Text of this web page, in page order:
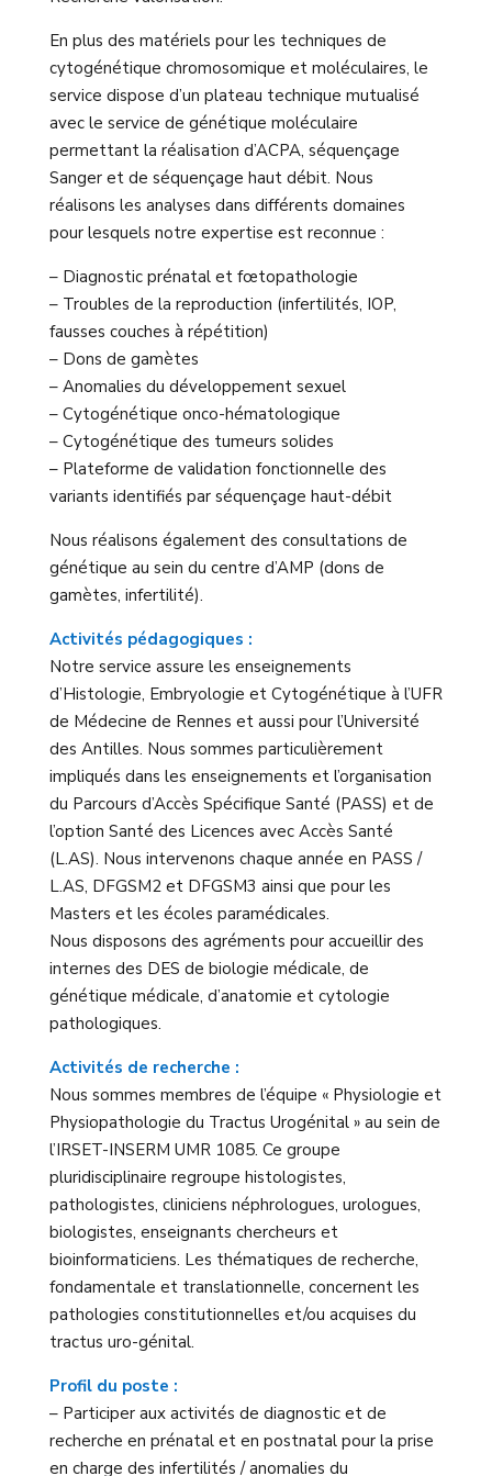
En plus des matériels pour les techniques de
cytogénétique chromosomique et moléculaires, le
service dispose d’un plateau technique mutualisé
avec le service de génétique moléculaire
permettant la réalisation d’ACPA, séquençage
Sanger et de séquençage haut débit. Nous
réalisons les analyses dans différents domaines
pour lesquels notre expertise est reconnue :
– Diagnostic prénatal et fœtopathologie
– Troubles de la reproduction (infertilités, IOP,
fausses couches à répétition)
– Dons de gamètes
– Anomalies du développement sexuel
– Cytogénétique onco-hématologique
– Cytogénétique des tumeurs solides
– Plateforme de validation fonctionnelle des
variants identifiés par séquençage haut-débit
Nous réalisons également des consultations de
génétique au sein du centre d’AMP (dons de
gamètes, infertilité).
Activités pédagogiques :
Notre service assure les enseignements
d’Histologie, Embryologie et Cytogénétique à l’UFR
de Médecine de Rennes et aussi pour l’Université
des Antilles. Nous sommes particulièrement
impliqués dans les enseignements et l’organisation
du Parcours d’Accès Spécifique Santé (PASS) et de
l’option Santé des Licences avec Accès Santé
(L.AS). Nous intervenons chaque année en PASS /
L.AS, DFGSM2 et DFGSM3 ainsi que pour les
Masters et les écoles paramédicales.
Nous disposons des agréments pour accueillir des
internes des DES de biologie médicale, de
génétique médicale, d’anatomie et cytologie
pathologiques.
Activités de recherche :
Nous sommes membres de l’équipe « Physiologie et
Physiopathologie du Tractus Urogénital » au sein de
l’IRSET-INSERM UMR 1085. Ce groupe
pluridisciplinaire regroupe histologistes,
pathologistes, cliniciens néphrologues, urologues,
biologistes, enseignants chercheurs et
bioinformaticiens. Les thématiques de recherche,
fondamentale et translationnelle, concernent les
pathologies constitutionnelles et/ou acquises du
tractus uro-génital.
Profil du poste :
– Participer aux activités de diagnostic et de
recherche en prénatal et en postnatal pour la prise
en charge des infertilités / anomalies du